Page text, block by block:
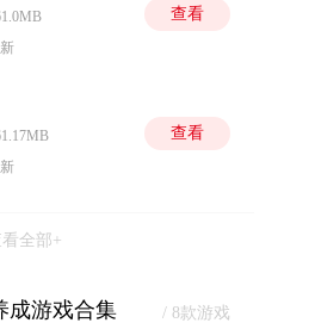
查看
查看
看全部+
成游戏合集 / 8款游戏